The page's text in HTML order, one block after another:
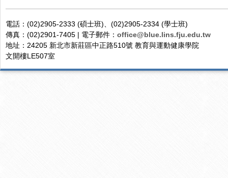
電話：(02)2905-2333 (碩士班)、(02)2905-2334 (學士班)
傳真：(02)2901-7405 | 電子郵件： office@blue.lins.fju.edu.tw
地址：24205 新北市新莊區中正路510號 教育與運動健康學院
文開樓LE507室